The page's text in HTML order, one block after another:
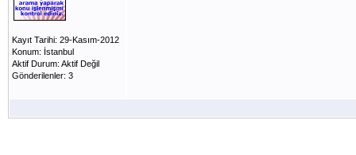
Kayıt Tarihi: 29-Kasım-2012
Konum: İstanbul
Aktif Durum: Aktif Değil
Gönderilenler: 3